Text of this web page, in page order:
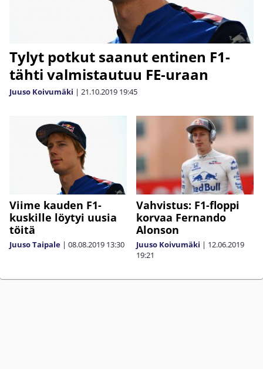
Tylyt potkut saanut entinen F1-
tähti valmistautuu FE-uraan
Juuso Koivumäki | 21.10.2019 19:45
Viime kauden F1-
kuskille löytyi uusia
töitä
Juuso Taipale | 08.08.2019 13:30
Vahvistus: F1-floppi
korvaa Fernando
Alonson
Juuso Koivumäki | 12.06.2019
19:21